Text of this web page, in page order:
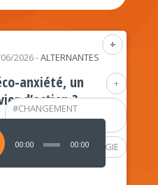
+
+
#CHANGEMENT
CLIMATIQUE
#PSYCHOLOGIE
2026-ALTERNANTES
anxiété, un
d’action ?
00:00 00:00